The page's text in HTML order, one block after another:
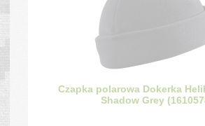
Czapka polarowa Dokerka
Shadow Grey